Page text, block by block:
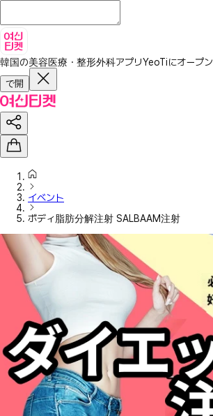
韓国の美容医療・整形外科アプリYeoTiにオープン
で開
イベント
ボディ脂肪分解注射 SALBAAM注射